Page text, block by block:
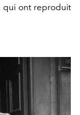
qui ont reproduit